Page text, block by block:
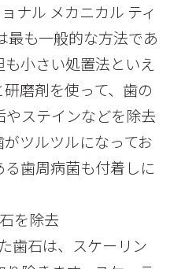
ナル メカニカル ティ
最も一般的な方法であ
小さい処置法といえ
磨剤を使って、歯の
ステインなどを除去
ツルツルになってお
歯周病菌も付着しに
を除去
歯石は、スケーリン